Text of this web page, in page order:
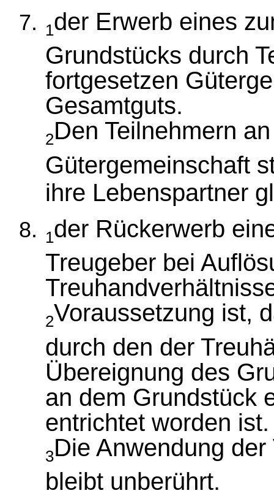
1der Erwerb eines
Grundstücks durch
fortgesetzen
Gesamtguts.
2Den Teilnehmern
Gütergemeinschaft
ihre Lebenspartner
1der Rückerwerb
Treugeber bei
2Voraussetzung ist,
durch den der
Übereignung des
an dem Grundstück
entrichtet worden ist.
3Die Anwendung
bleibt unberührt.